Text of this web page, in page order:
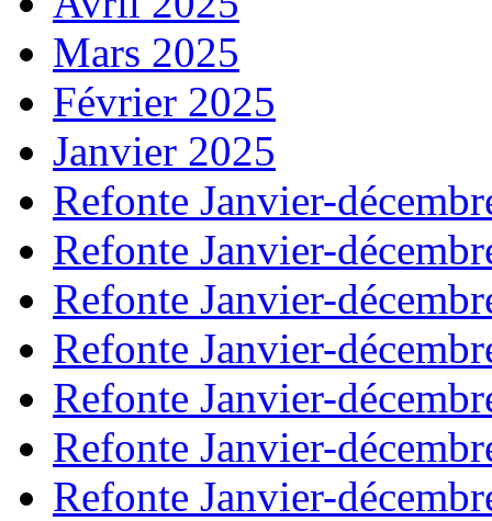
Mars 2025
Février 2025
Janvier 2025
Refonte Janvier-
Refonte Janvier-
Refonte Janvier-
Refonte Janvier-
Refonte Janvier-
Refonte Janvier-
Refonte Janvier-